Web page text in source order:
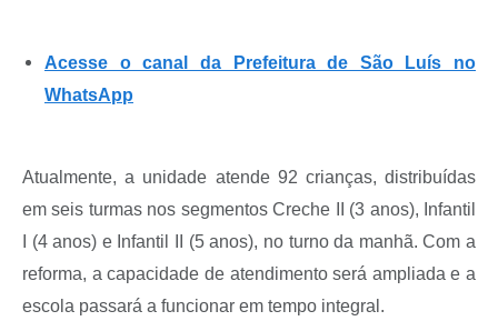
Acesse o canal da Prefeitura de São Luís no
WhatsApp
Atualmente, a unidade atende 92 crianças, distribuídas
em seis turmas nos segmentos Creche II (3 anos), Infantil
I (4 anos) e Infantil II (5 anos), no turno da manhã. Com a
reforma, a capacidade de atendimento será ampliada e a
escola passará a funcionar em tempo integral.